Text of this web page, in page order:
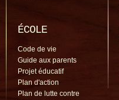
ÉCOLE
Code de vie
Guide aux parents
Projet éducatif
Plan d'action
Plan de lutte contre